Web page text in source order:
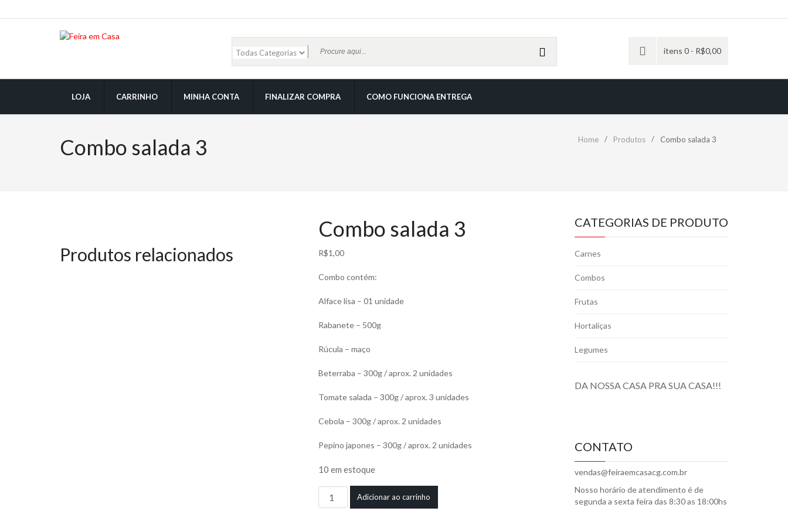
itens 0 - R$0,00
LOJA CARRINHO MINHA CONTA FINALIZAR COMPRA COMO FUNCIONA ENTREGA
Combo salada 3 Home Produtos Combo salada 3
Combo salada 3
R$1,00
Combo contém:
Alface lisa – 01 unidade
Rabanete – 500g
Rúcula – maço
Beterraba – 300g / aprox. 2 unidades
Tomate salada – 300g / aprox. 3 unidades
Cebola – 300g / aprox. 2 unidades
Pepino japones – 300g / aprox. 2 unidades
10 em estoque
Combo
Adicionar ao carrinho
Produtos relacionados
CATEGORIAS DE PRODUTO
Carnes
Combos
Frutas
Hortaliças
Legumes
DA NOSSA CASA PRA SUA CASA!!!
CONTATO
vendas@feiraemcasacg.com.br
Nosso horário de atendimento é de
segunda a sexta feira das 8:30 as 18:00hs